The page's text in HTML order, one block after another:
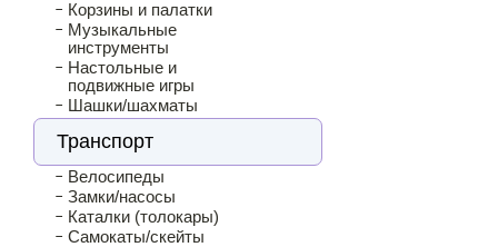
Корзины и палатки
Музыкальные
инструменты
Настольные и
подвижные игры
Шашки/шахматы
Транспорт
Велосипеды
Замки/насосы
Каталки (толокары)
Самокаты/скейты